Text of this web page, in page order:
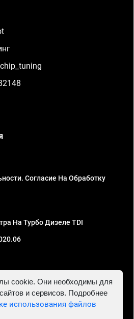
Согласие На Обработку
На Турбо Дизеле TDI
ИНН 781302555843,
cookie. Они необходимы для
и сервисов. Подробнее
использования файлов